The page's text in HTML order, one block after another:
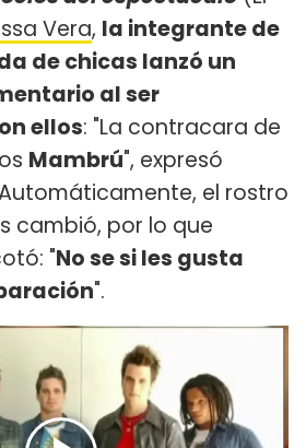
Vera, la integrante de
de chicas lanzó un
al ser
ellos: "La contracara de
Mambrú", expresó
el rostro
cambió, por lo que
"No se si les gusta
".